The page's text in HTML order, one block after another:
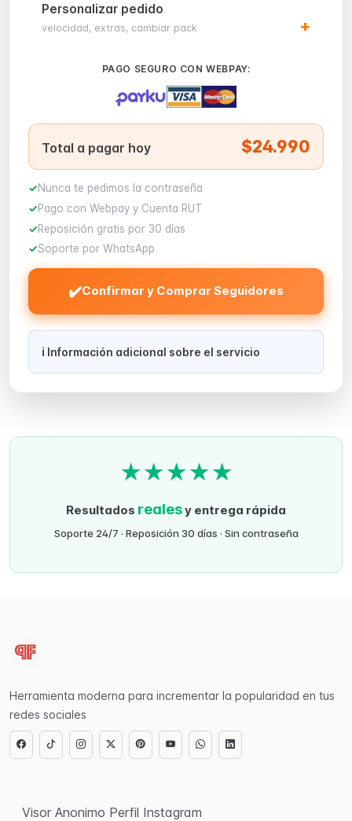
Personalizar pedido
velocidad, extras, cambiar pack
PAGO SEGURO CON WEBPAY:
Total a pagar hoy $24.990
Nunca te pedimos la contraseña
Pago con Webpay y Cuenta RUT
Reposición gratis por 30 días
Soporte por WhatsApp
✔️Confirmar y Comprar Seguidores
ℹ️ Información adicional sobre el servicio
★★★★★
Resultados realesy entrega rápida
Soporte 24/7 · Reposición 30 días · Sin contraseña
Herramienta moderna para incrementar la popularidad en tus
redes sociales
Visor Anonimo Perfil Instagram